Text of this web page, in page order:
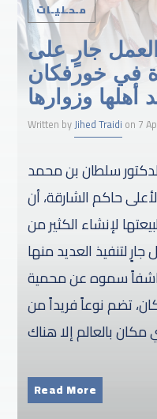
مـحـليـات
جارٍ على
في خورفكان
أهلها وزوارها
Written byJihed Traidi on 7
سلطان بن محمد
حاكم الشارقة، أن
لإنشاء الكثير من
لتنفيذ العديد منها
كاشفاً سموه عن محمية
تضم نوعاً فريداً من
Read More